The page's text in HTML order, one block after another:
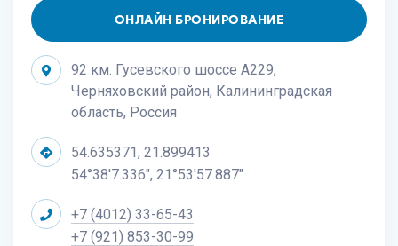
ОНЛАЙН БРОНИРОВАНИЕ
92 км. Гусевского шоссе А229,
Черняховский район, Калининградская
область, Россия
54.635371, 21.899413
54°38'7.336", 21°53'57.887"
+7 (4012) 33-65-43
+7 (921) 853-30-99